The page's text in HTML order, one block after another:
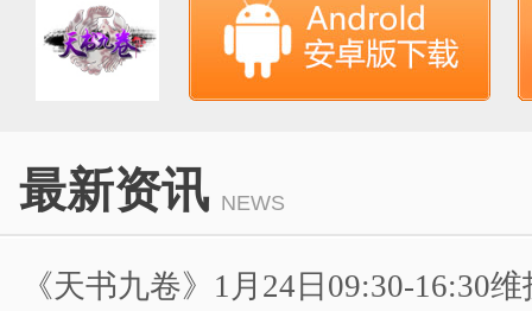
最新资讯 NEWS
《天书九卷》1月24日09:30-16:30